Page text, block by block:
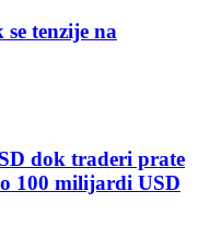
tenzije na
dok traderi prate
100 milijardi USD